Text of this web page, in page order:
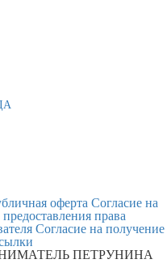
оферта Согласие на
права
Согласие на получение
ПЕТРУНИНА